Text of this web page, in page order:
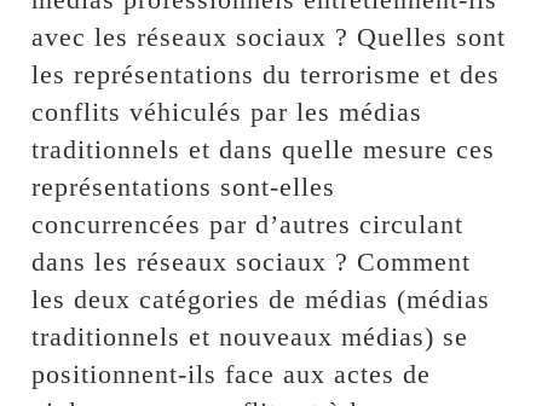
avec les réseaux sociaux ? Quelles sont
les représentations du terrorisme et des
conflits véhiculés par les médias
traditionnels et dans quelle mesure ces
représentations sont-elles
concurrencées par d’autres circulant
dans les réseaux sociaux ? Comment
les deux catégories de médias (médias
traditionnels et nouveaux médias) se
positionnent-ils face aux actes de